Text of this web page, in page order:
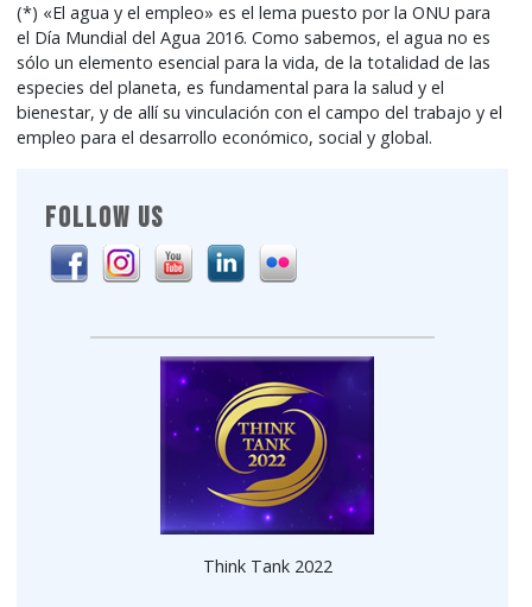
FOLLOW US
Think Tank 2022
(*) «El agua y el empleo» es el lema puesto por la ONU para
el Día Mundial del Agua 2016. Como sabemos, el agua no es
sólo un elemento esencial para la vida, de la totalidad de las
especies del planeta, es fundamental para la salud y el
bienestar, y de allí su vinculación con el campo del trabajo y el
empleo para el desarrollo económico, social y global.